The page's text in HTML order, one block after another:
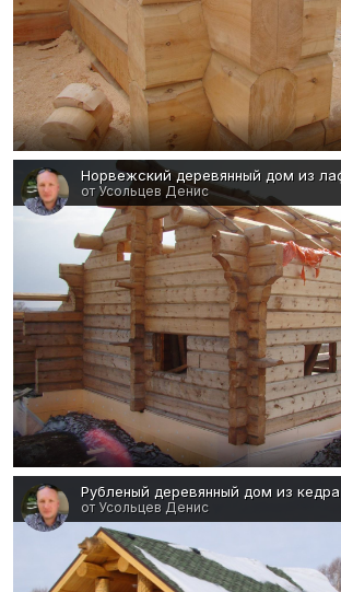
от Усольцев Денис
Рубленый деревянный дом из кедра
от Усольцев Денис